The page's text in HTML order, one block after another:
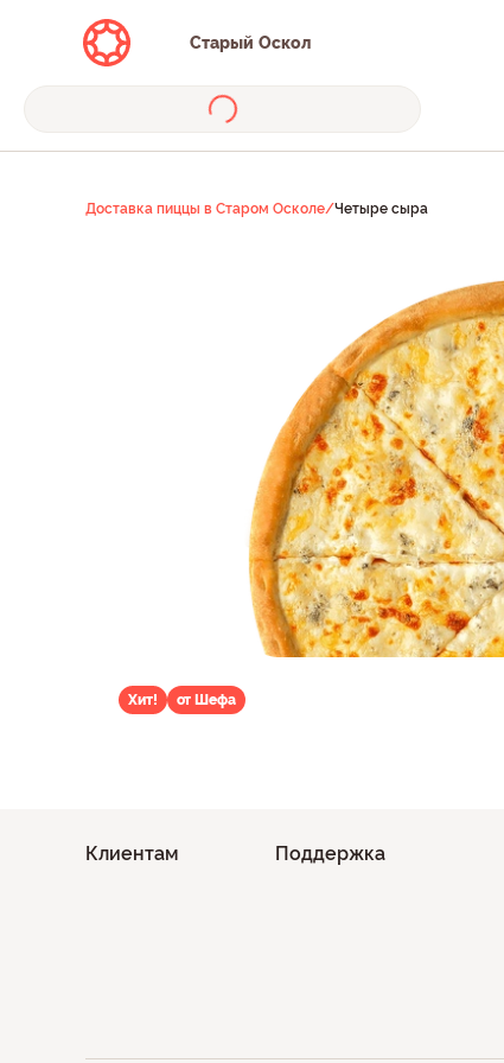
Старый Оскол
Доставка пиццы в Старом Осколе/Четыре сыра
Хит! от Шефа
Клиентам Поддержка